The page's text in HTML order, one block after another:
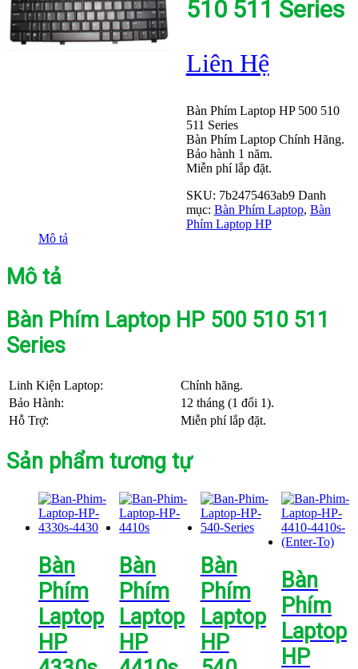
510 511 Series
Liên Hệ
Bàn Phím Laptop HP 500 510
511 Series
Bàn Phím Laptop Chính Hãng.
Bảo hành 1 năm.
Miễn phí lắp đặt.
SKU: 7b2475463ab9 Danh
mục: Bàn Phím Laptop, Bàn
Phím Laptop HP
Mô tả
Mô tả
Bàn Phím Laptop HP 500 510 511
Series
Linh Kiện Laptop:
Chính hãng.
Bảo Hành:
12 tháng (1 đổi 1).
Hỗ Trợ:
Miễn phí lắp đặt.
Sản phẩm tương tự
Bàn
Phím
Laptop
HP
Bàn
Phím
Laptop
HP
Bàn
Phím
Laptop
HP
Bàn
Phím
Laptop
HP